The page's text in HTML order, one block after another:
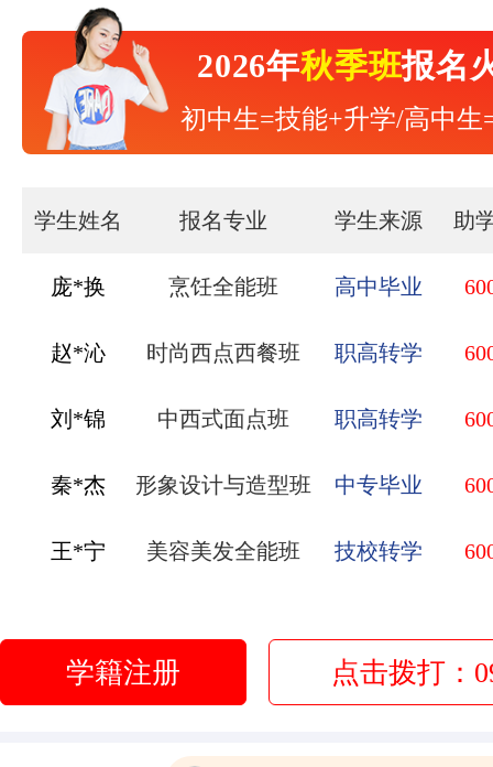
2026年秋季班报名
初中生=技能+升学/高中生
学生姓名 报名专业 学生来源 助
赵*沁 时尚西点西餐班 职高转学
刘*锦 中西式面点班 职高转学
秦*杰 形象设计与造型班 中专毕业
王*宁 美容美发全能班 技校转学
赵*弟 无人机应用技术 初中毕业
管*飞 金鼎大厨班 高中毕业
学籍注册 点击拨打：
有木有已经毕业的学生，
有点想学中餐 这边中餐老